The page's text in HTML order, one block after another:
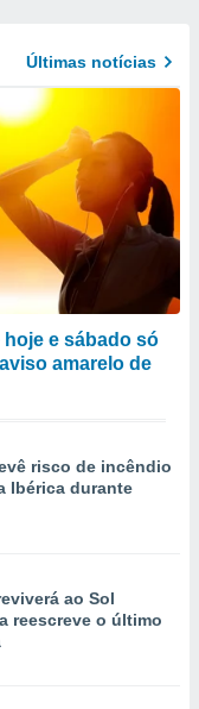
Últimas notícias
hoje e sábado só
amarelo de
risco de incêndio
Ibérica durante
ao Sol
reescreve o último